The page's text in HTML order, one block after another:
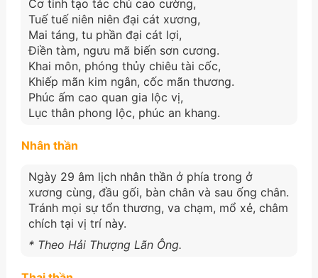
Cơ tinh tạo tác chủ cao cường,
Tuế tuế niên niên đại cát xương,
Mai táng, tu phần đại cát lợi,
Điền tàm, ngưu mã biến sơn cương.
Khai môn, phóng thủy chiêu tài cốc,
Khiếp mãn kim ngân, cốc mãn thương.
Phúc ấm cao quan gia lộc vị,
Lục thân phong lộc, phúc an khang.
Nhân thần
Ngày 29 âm lịch nhân thần ở phía trong ở
xương cùng, đầu gối, bàn chân và sau ống chân.
Tránh mọi sự tổn thương, va chạm, mổ xẻ, châm
chích tại vị trí này.
* Theo Hải Thượng Lãn Ông.